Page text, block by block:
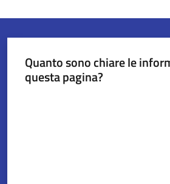
Seguici
su
Quanto sono chiare le
questa pagina?